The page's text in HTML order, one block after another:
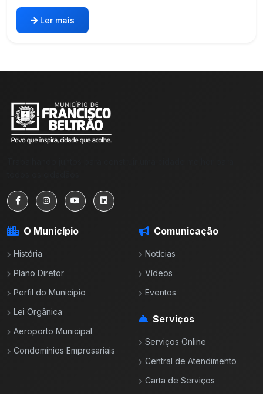
Ler mais
O Município
História
Plano Diretor
Perfil do Município
Lei Orgânica
Aeroporto Municipal
Condomínios Empresariais
Comunicação
Notícias
Vídeos
Eventos
Serviços
Serviços Online
Central de Atendimento
Carta de Serviços